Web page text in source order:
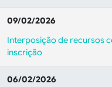
09/02/2026
Interposição de recursos
inscrição
06/02/2026